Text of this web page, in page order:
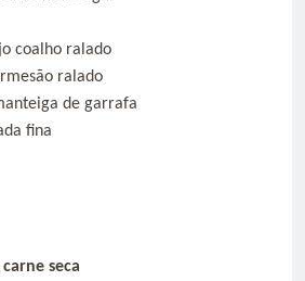
coalho ralado
ralado
de garrafa
fina
seca